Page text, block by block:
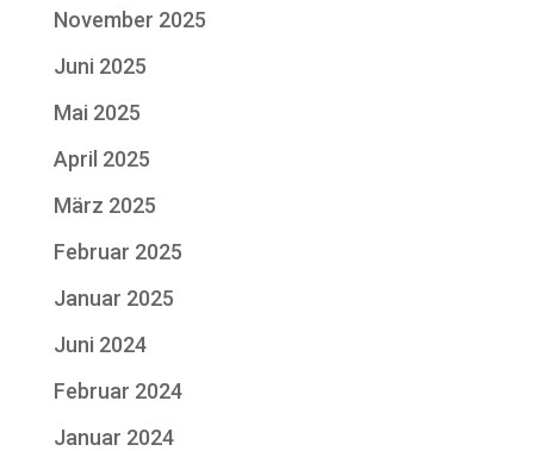
November 2025
Juni 2025
Mai 2025
April 2025
März 2025
Februar 2025
Januar 2025
Juni 2024
Februar 2024
Januar 2024